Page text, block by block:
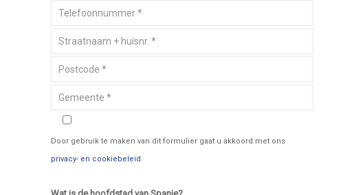
Door gebruik te maken van dit formulier gaat u akkoord met ons
privacy- en cookiebeleid.